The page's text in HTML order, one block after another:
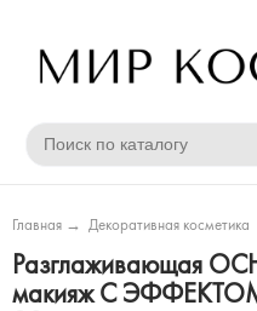
Главная → Декоративная косметика
Разглаживающая
макияж С